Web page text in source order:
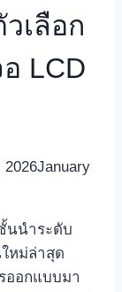
เลือก
LCD
2026January
นนำระดับ
หม่ล่าสุด
ออกแบบมา